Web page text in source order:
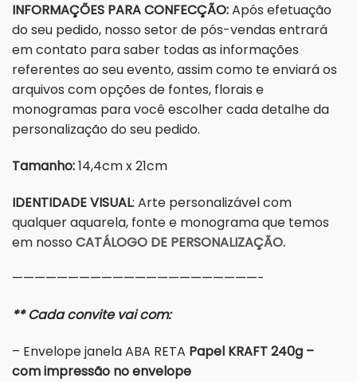
INFORMAÇÕES PARA CONFECÇÃO:Após efetuação
do seu pedido, nosso setor de pós-vendas entrará
em contato para saber todas as informações
referentes ao seu evento, assim como te enviará os
arquivos com opções de fontes, florais e
monogramas para você escolher cada detalhe da
personalização do seu pedido.
Tamanho:14,4cm x 21cm
IDENTIDADE VISUAL: Arte personalizável com
qualquer aquarela, fonte e monograma que temos
em nossoCATÁLOGO DE PERSONALIZAÇÃO.
——————————————————————-
** Cada convite vai com:
– Envelope janela ABA RETA Papel KRAFT 240g –
com impressão no envelope